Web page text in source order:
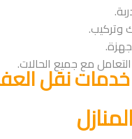
وتركيب.
مع جميع الحالات.
خدمات نقل